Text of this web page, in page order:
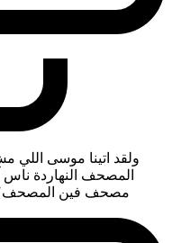
ولقد اتينا موسى اللي
المصحف النهاردة
مصحف فين المصحف؟